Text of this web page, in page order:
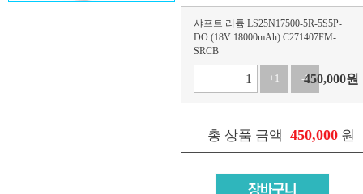
샤프트 리튬 LS25N17500-5R-5S5P-
DO (18V 18000mAh) C271407FM-
SRCB
+1 -1450,000원
총 상품 금액 450,000 원